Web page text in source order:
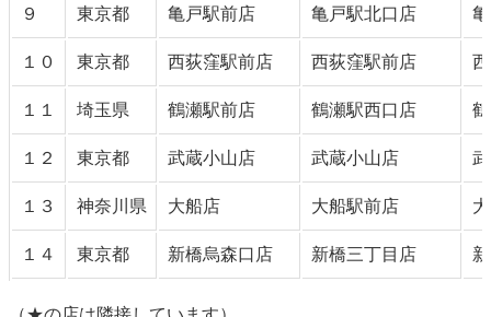
９ 東京都 亀戸駅前店 亀戸駅北口店
１０ 東京都 西荻窪駅前店 西荻窪駅前店
１１ 埼玉県 鶴瀬駅前店 鶴瀬駅西口店
１２ 東京都 武蔵小山店 武蔵小山店
１３ 神奈川県 大船店 大船駅前店
１４ 東京都 新橋烏森口店 新橋三丁目店